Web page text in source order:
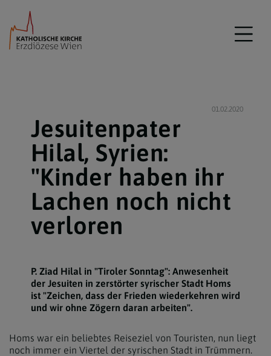
01.02.2020
Jesuitenpater
Hilal, Syrien:
"Kinder haben ihr
Lachen noch nicht
verloren
P. Ziad Hilal in "Tiroler Sonntag": Anwesenheit
der Jesuiten in zerstörter syrischer Stadt Homs
ist "Zeichen, dass der Frieden wiederkehren wird
und wir ohne Zögern daran arbeiten".
Homs war ein beliebtes Reiseziel von Touristen, nun liegt
noch immer ein Viertel der syrischen Stadt in Trümmern.